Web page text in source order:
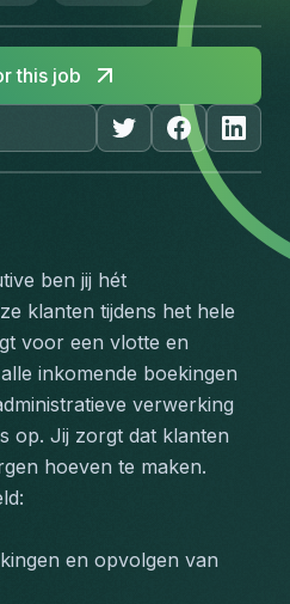
this job
ben jij hét
klanten tijdens het hele
voor een vlotte en
inkomende boekingen
verwerking
op. Jij zorgt dat klanten
hoeven te maken.
en opvolgen van